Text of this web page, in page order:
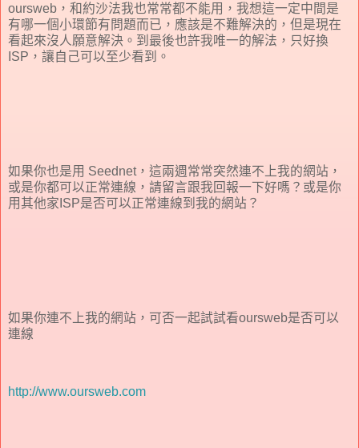
oursweb，和約沙法我也常常都不能用，我想這一定中間是
有哪一個小環節有問題而已，應該是不難解決的，但是現在
看起來沒人願意解決。到最後也許我唯一的解法，只好換
ISP，讓自己可以至少看到。
如果你也是用 Seednet，這兩週常常突然連不上我的網站，
或是你都可以正常連線，請留言跟我回報一下好嗎？或是你
用其他家ISP是否可以正常連線到我的網站？
如果你連不上我的網站，可否一起試試看oursweb是否可以
連線
http://www.oursweb.com